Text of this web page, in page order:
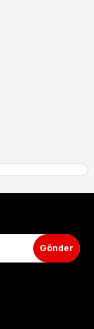
Gönder